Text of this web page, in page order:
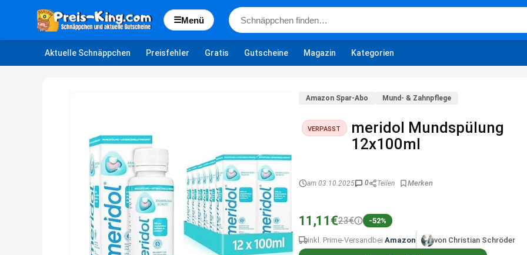
☰Menü
Aktuelle Schnäppchen Preisfehler Gratis Gutscheine Magazin Kategorien
Amazon Spar-Abo Mund- & Zahnpflege
VERPASST
meridol Mundspülung
12x100ml
am 03.10.2025 0 Teilen
11,11€23€ -52%
inkl. Prime-Versand bei Amazon von Christian Schröder